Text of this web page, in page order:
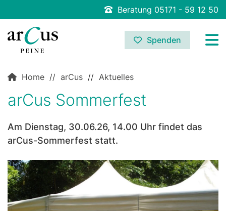
Beratung 05171 - 59 12 50
Spenden
Home // arCus // Aktuelles
arCus Sommerfest
Am Dienstag, 30.06.26, 14.00 Uhr findet das
arCus-Sommerfest statt.